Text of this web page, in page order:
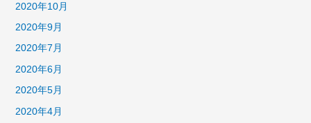
2020年10月
2020年9月
2020年7月
2020年6月
2020年5月
2020年4月